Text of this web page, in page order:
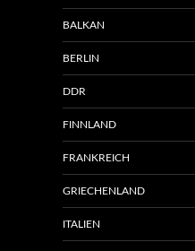
BALKAN
BERLIN
DDR
FINNLAND
FRANKREICH
GRIECHENLAND
ITALIEN